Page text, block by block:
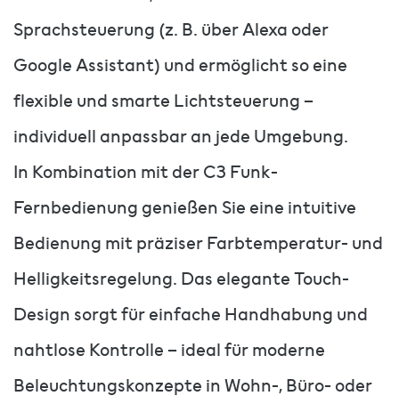
Sprachsteuerung (z. B. über Alexa oder
Google Assistant) und ermöglicht so eine
flexible und smarte Lichtsteuerung –
individuell anpassbar an jede Umgebung.
In Kombination mit der C3 Funk-
Fernbedienung genießen Sie eine intuitive
Bedienung mit präziser Farbtemperatur- und
Helligkeitsregelung. Das elegante Touch-
Design sorgt für einfache Handhabung und
nahtlose Kontrolle – ideal für moderne
Beleuchtungskonzepte in Wohn-, Büro- oder